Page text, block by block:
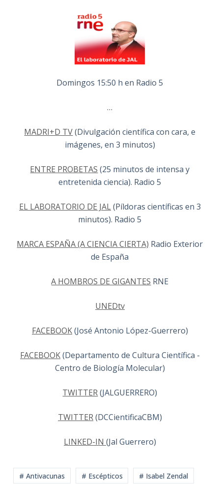
Domingos 15:50 h en Radio 5
…
MADRI+D TV(Divulgación científica con cara, e
imágenes, en 3 minutos)
ENTRE PROBETAS (25 minutos de intensa y
entretenida ciencia). Radio 5
EL LABORATORIO DE JAL(Píldoras científicas en 3
minutos). Radio 5
MARCA ESPAÑA (A CIENCIA CIERTA) Radio Exterior
de España
A HOMBROS DE GIGANTES RNE
UNEDtv
FACEBOOK(José Antonio López-Guerrero)
FACEBOOK(Departamento de Cultura Científica -
Centro de Biología Molecular)
TWITTER(JALGUERRERO)
TWITTER(DCCientificaCBM)
LINKED-IN (Jal Guerrero)
# Antivacunas # Escépticos # Isabel Zendal